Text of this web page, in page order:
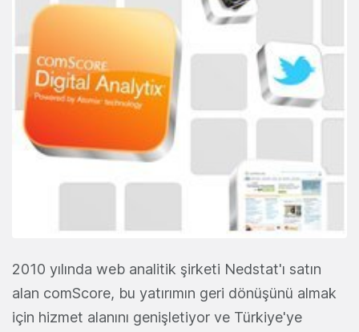
2010 yılında web analitik şirketi Nedstat'ı satın
alan comScore, bu yatırımın geri dönüşünü almak
için hizmet alanını genişletiyor ve Türkiye'ye